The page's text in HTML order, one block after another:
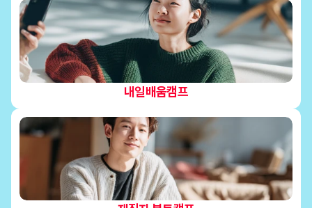
내일배움캠프